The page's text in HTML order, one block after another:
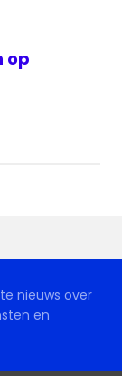
op
nieuws over
en